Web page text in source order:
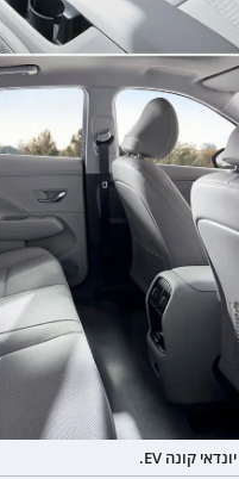
יונדאי קונה EV.